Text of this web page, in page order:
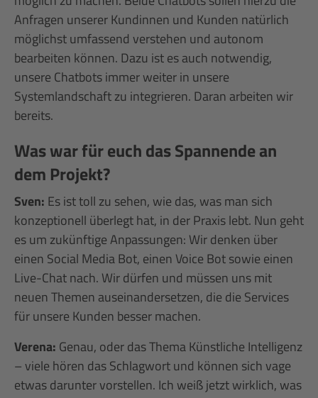
Anfragen unserer Kundinnen und Kunden natürlich
möglichst umfassend verstehen und autonom
bearbeiten können. Dazu ist es auch notwendig,
unsere Chatbots immer weiter in unsere
Systemlandschaft zu integrieren. Daran arbeiten wir
bereits.
Was war für euch das Spannende an
dem Projekt?
Sven: Es ist toll zu sehen, wie das, was man sich
konzeptionell überlegt hat, in der Praxis lebt. Nun geht
es um zukünftige Anpassungen: Wir denken über
einen Social Media Bot, einen Voice Bot sowie einen
Live-Chat nach. Wir dürfen und müssen uns mit
neuen Themen auseinandersetzen, die die Services
für unsere Kunden besser machen.
Verena: Genau, oder das Thema Künstliche Intelligenz
– viele hören das Schlagwort und können sich vage
etwas darunter vorstellen. Ich weiß jetzt wirklich, was